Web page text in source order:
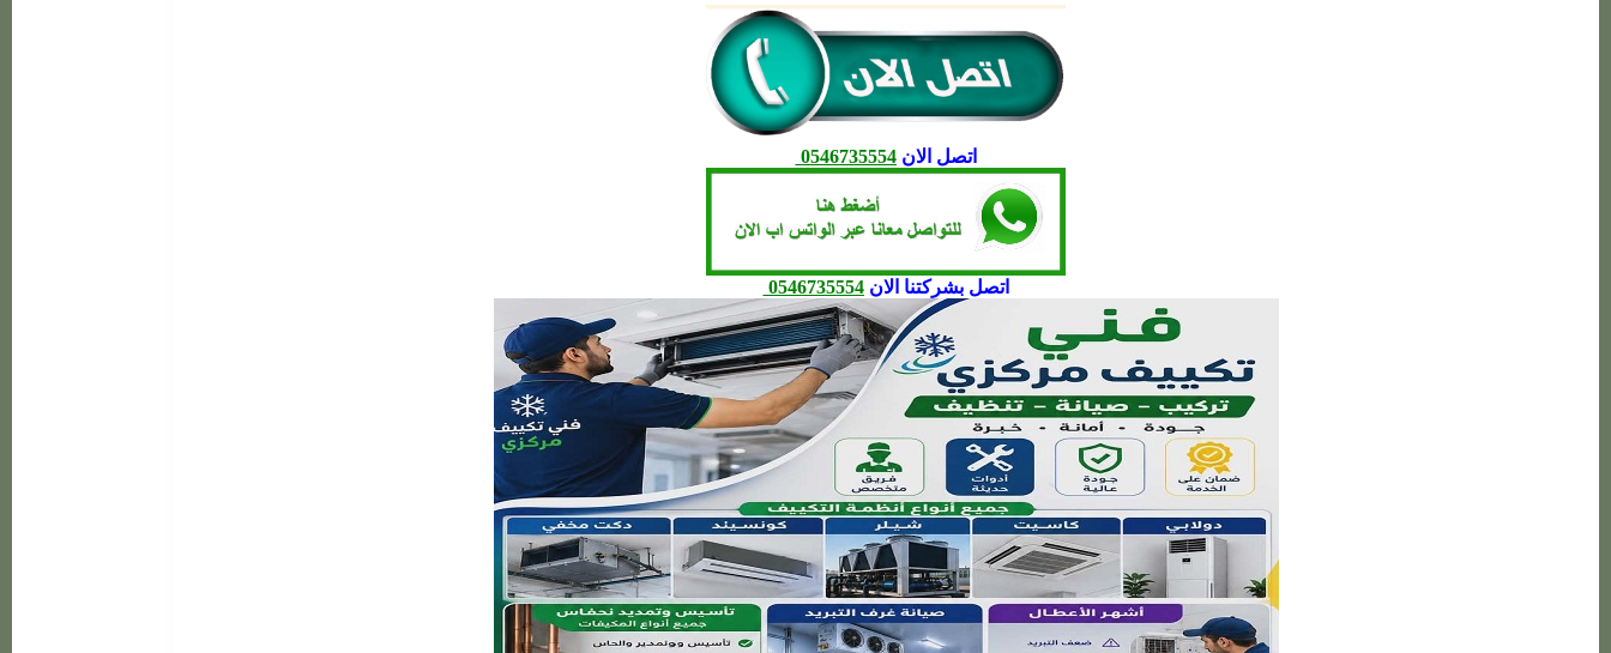
اتصل الان0546735554
اتصل بشركتنا الان0546735554